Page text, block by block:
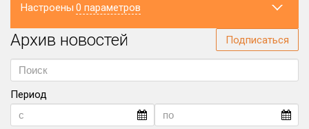
Настроены 0 параметров
Регион
Архив новостей Подписаться
Период